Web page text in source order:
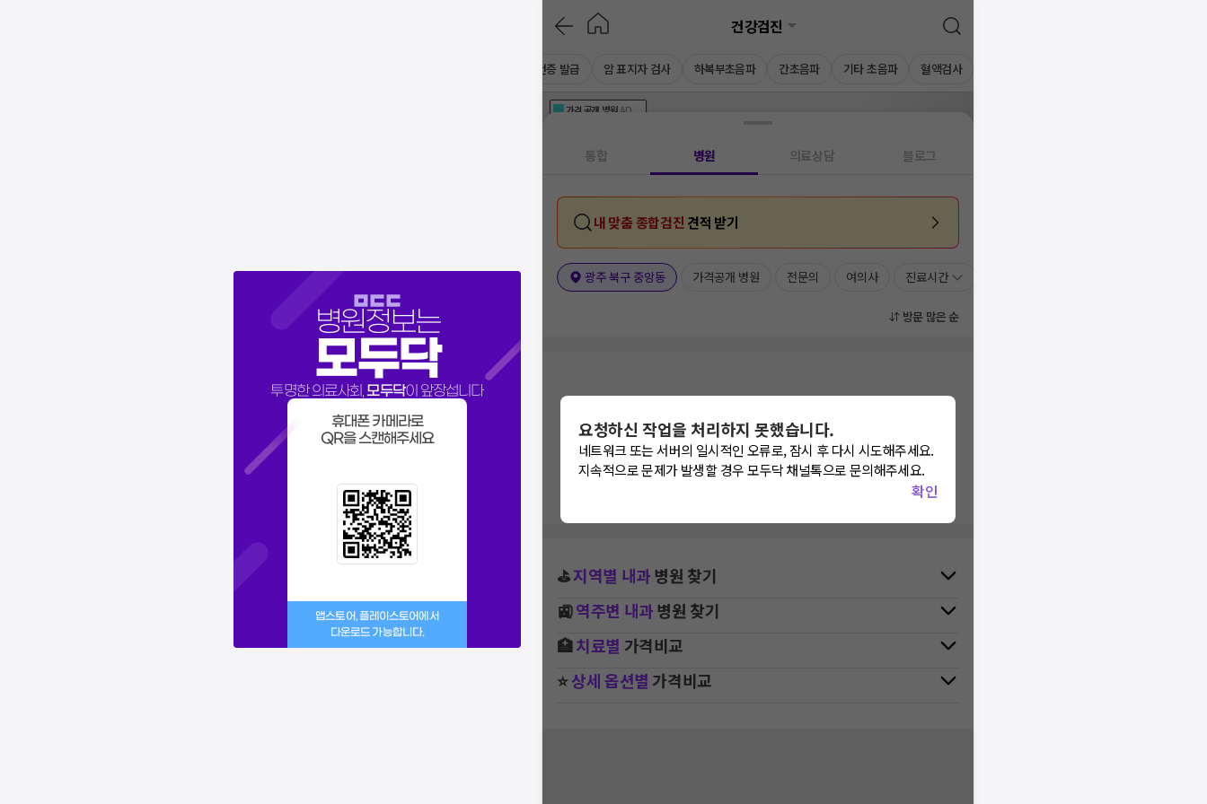
병원정보는
모두닥
투명한 의료사회,모두닥이 앞장섭니다
휴대폰 카메라로
QR을 스캔해주세요
앱스토어, 플레이스토어에서
다운로드 가능합니다.
건강검진
보건증 발급 암 표지자 검사 하복부초음파 간초음파 기타 초음파 혈액검사
가격공개 병원AD
통합 병원 의료상담 블로그
내 맞춤 종합검진 견적 받기
광주 북구 중앙동 가격공개 병원 전문의 여의사 진료시간
방문 많은 순
검색 결과가 없습니다.
지역, 치료항목, 필터 등 상세조건을 재설정해보세요!
⛳지역별 내과병원 찾기
🚉역주변 내과병원 찾기
🏥치료별 가격비교
⭐상세 옵션별 가격비교
요청하신 작업을 처리하지 못했습니다.
네트워크 또는 서버의 일시적인 오류로, 잠시 후 다시 시도해주세요.
지속적으로 문제가 발생할 경우 모두닥 채널톡으로 문의해주세요.
확인